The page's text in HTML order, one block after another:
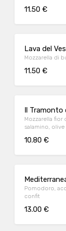
11.50 €
Lava del
Mozzarella di
11.50 €
Il Tramonto
Mozzarella
salamino,
10.80 €
Pomodoro,
confit
13.00 €